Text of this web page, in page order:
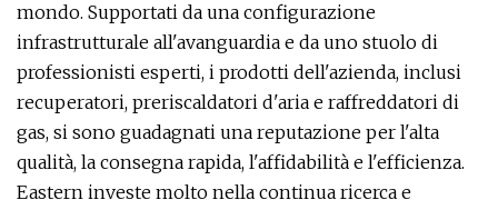
mondo. Supportati da una configurazione
infrastrutturale all'avanguardia e da uno stuolo di
professionisti esperti, i prodotti dell'azienda, inclusi
recuperatori, preriscaldatori d'aria e raffreddatori di
gas, si sono guadagnati una reputazione per l'alta
qualità, la consegna rapida, l'affidabilità e l'efficienza.
Eastern investe molto nella continua ricerca e